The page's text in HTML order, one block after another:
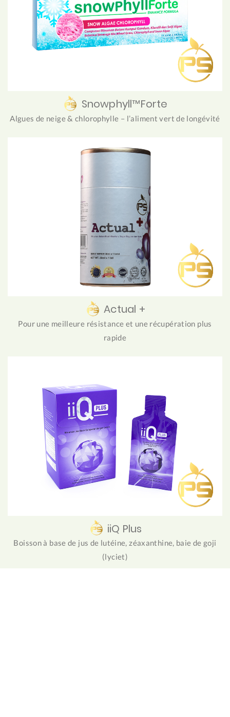
Snowphyll™Forte
Algues de neige & chlorophylle – l’aliment vert de longévité
Actual +
Pour une meilleure résistance et une récupération plus
rapide
iiQ Plus
Boisson à base de jus de lutéine, zéaxanthine, baie de goji
(lyciet)